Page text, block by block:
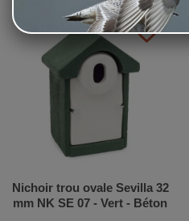
favorite_border
Nichoir trou ovale Sevilla 32
mm NK SE 07 - Vert - Béton